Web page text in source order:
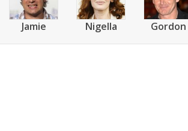
Jamie Nigella Gordon